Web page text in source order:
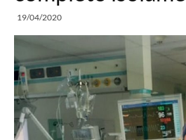
19/04/2020